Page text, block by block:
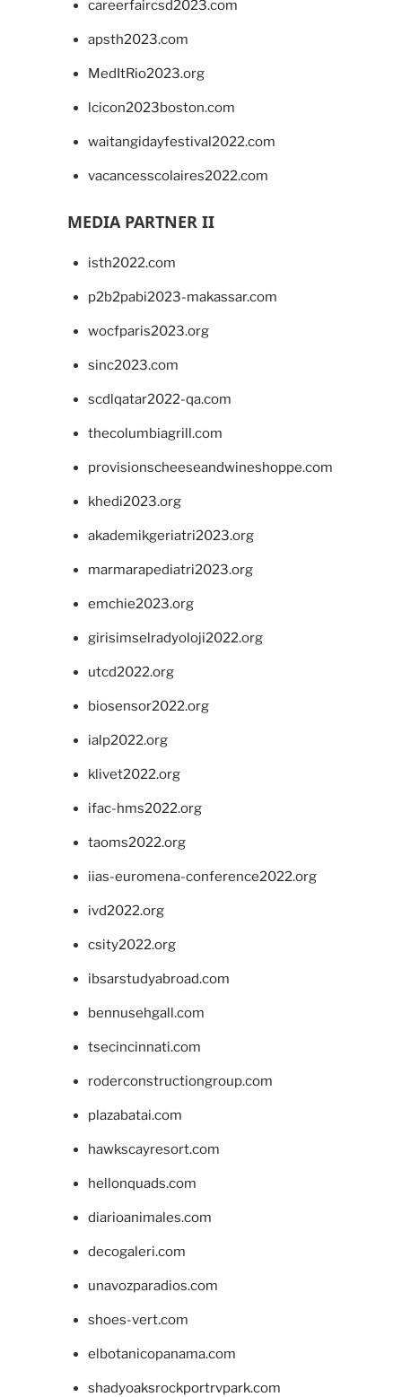
careerfaircsd2023.com
apsth2023.com
MedItRio2023.org
lcicon2023boston.com
waitangidayfestival2022.com
vacancesscolaires2022.com
MEDIA PARTNER II
isth2022.com
p2b2pabi2023-makassar.com
wocfparis2023.org
sinc2023.com
scdlqatar2022-qa.com
thecolumbiagrill.com
provisionscheeseandwineshoppe.com
khedi2023.org
akademikgeriatri2023.org
marmarapediatri2023.org
emchie2023.org
girisimselradyoloji2022.org
utcd2022.org
biosensor2022.org
ialp2022.org
klivet2022.org
ifac-hms2022.org
taoms2022.org
iias-euromena-conference2022.org
ivd2022.org
csity2022.org
ibsarstudyabroad.com
bennusehgall.com
tsecincinnati.com
roderconstructiongroup.com
plazabatai.com
hawkscayresort.com
hellonquads.com
diarioanimales.com
decogaleri.com
unavozparadios.com
shoes-vert.com
elbotanicopanama.com
shadyoaksrockportrvpark.com